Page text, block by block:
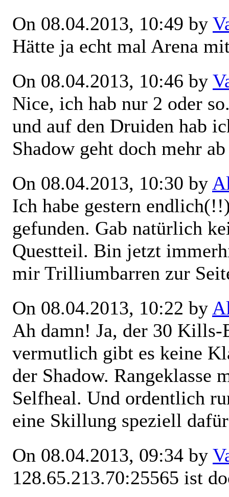
On 08.04.2013, 10:49 by
Hätte ja echt mal Arena
On 08.04.2013, 10:46 by
Nice, ich hab nur 2 oder
und auf den Druiden hab
Shadow geht doch mehr
On 08.04.2013, 10:30 by
Ich habe gestern
gefunden. Gab natürlich
Questteil. Bin jetzt
mir Trilliumbarren zur
On 08.04.2013, 10:22 by
Ah damn! Ja, der 30
vermutlich gibt es keine
der Shadow. Rangeklasse
Selfheal. Und ordentlich
eine Skillung speziell
On 08.04.2013, 09:34 by
128.65.213.70:25565 ist